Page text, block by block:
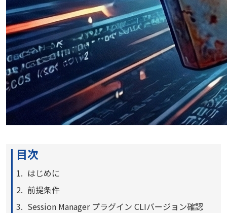
目次
はじめに
前提条件
Session Manager プラグイン CLIバージョン確認